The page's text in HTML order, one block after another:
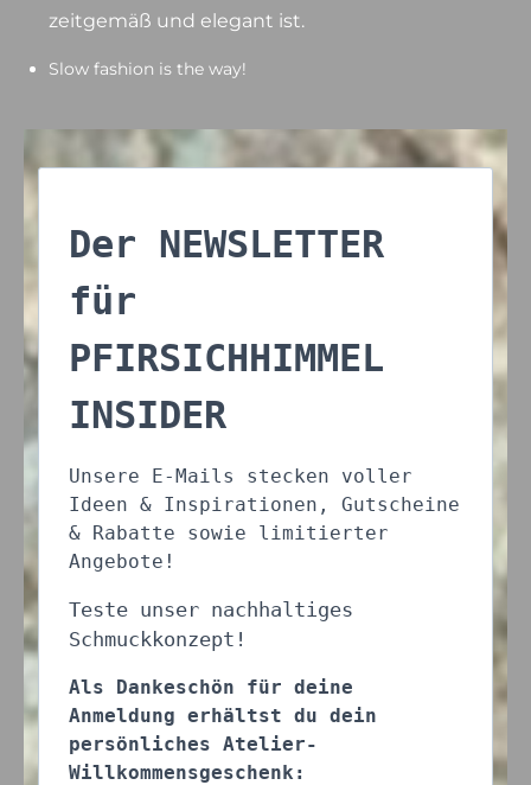
zeitgemäß und elegant ist.
Slow fashion is the way!
Der NEWSLETTER
für
PFIRSICHHIMMEL
INSIDER
Unsere E-Mails stecken voller
Ideen & Inspirationen, Gutscheine
& Rabatte sowie limitierter
Angebote!
Teste unser nachhaltiges
Schmuckkonzept!
Als Dankeschön für deine
Anmeldung erhältst du dein
persönliches Atelier-
Willkommensgeschenk: